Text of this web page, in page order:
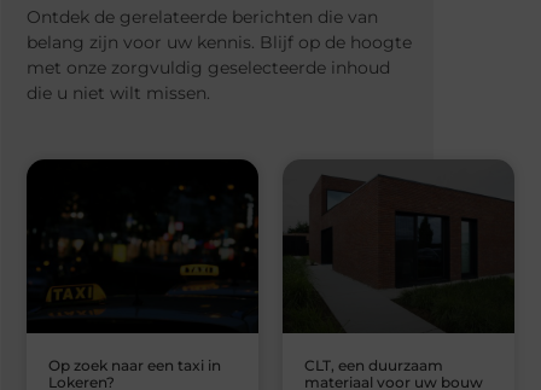
Ontdek de gerelateerde berichten die van
belang zijn voor uw kennis. Blijf op de hoogte
met onze zorgvuldig geselecteerde inhoud
die u niet wilt missen.
Op zoek naar een taxi in
Lokeren?
CLT, een duurzaam
materiaal voor uw bouw